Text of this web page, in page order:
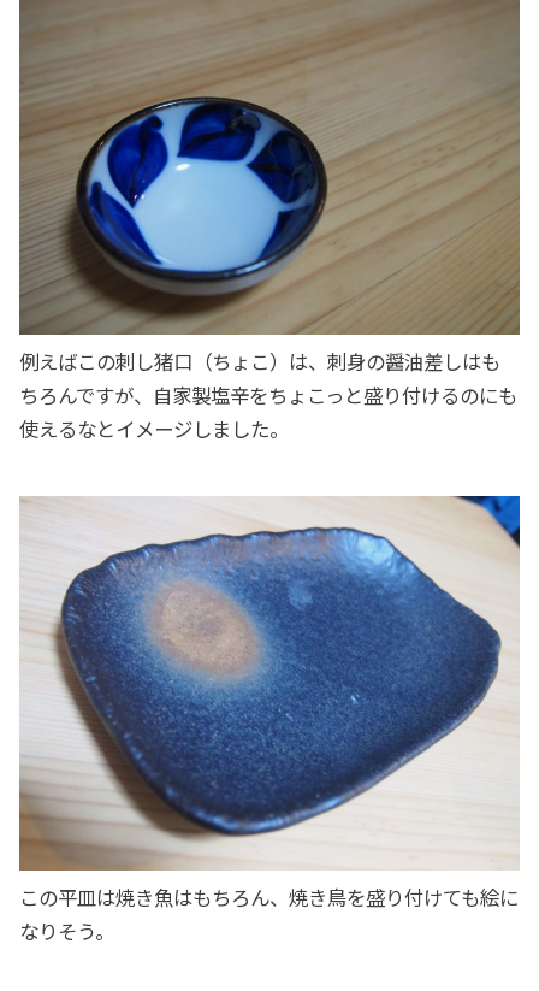
例えばこの刺し猪口（ちょこ）は、刺身の醤油差しはも
ちろんですが、自家製塩辛をちょこっと盛り付けるのにも
使えるなとイメージしました。
この平皿は焼き魚はもちろん、焼き鳥を盛り付けても絵に
なりそう。